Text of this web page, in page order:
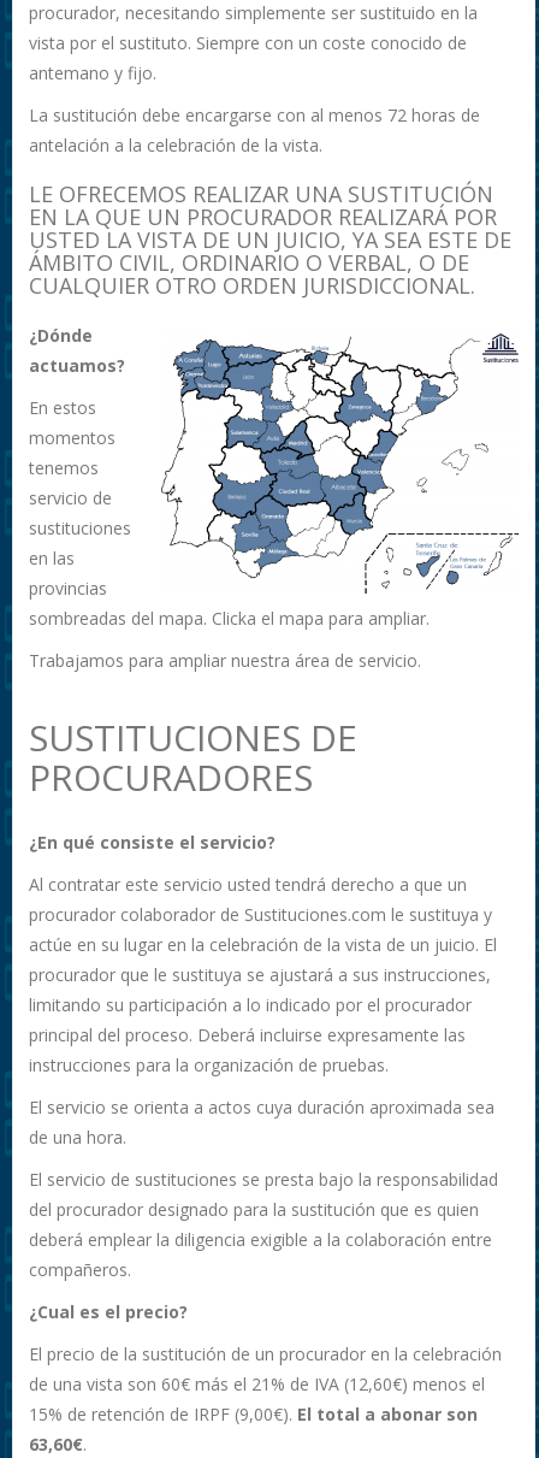
procurador, necesitando simplemente ser sustituido en la
vista por el sustituto. Siempre con un coste conocido de
antemano y fijo.
La sustitución debe encargarse con al menos 72 horas de
antelación a la celebración de la vista.
LE OFRECEMOS REALIZAR UNA SUSTITUCIÓN
EN LA QUE UN PROCURADOR REALIZARÁ POR
USTED LA VISTA DE UN JUICIO, YA SEA ESTE DE
ÁMBITO CIVIL, ORDINARIO O VERBAL, O DE
CUALQUIER OTRO ORDEN JURISDICCIONAL.
¿Dónde
actuamos?
En estos
momentos
tenemos
servicio de
sustituciones
en las
provincias
sombreadas del mapa. Clicka el mapa para ampliar.
Trabajamos para ampliar nuestra área de servicio.
SUSTITUCIONES DE
PROCURADORES
¿En qué consiste el servicio?
Al contratar este servicio usted tendrá derecho a que un
procurador colaborador de Sustituciones.com le sustituya y
actúe en su lugar en la celebración de la vista de un juicio. El
procurador que le sustituya se ajustará a sus instrucciones,
limitando su participación a lo indicado por el procurador
principal del proceso. Deberá incluirse expresamente las
instrucciones para la organización de pruebas.
El servicio se orienta a actos cuya duración aproximada sea
de una hora.
El servicio de sustituciones se presta bajo la responsabilidad
del procurador designado para la sustitución que es quien
deberá emplear la diligencia exigible a la colaboración entre
compañeros.
¿Cual es el precio?
El precio de la sustitución de un procurador en la celebración
de una vista son 60€ más el 21% de IVA (12,60€) menos el
15% de retención de IRPF (9,00€). El total a abonar son
63,60€.